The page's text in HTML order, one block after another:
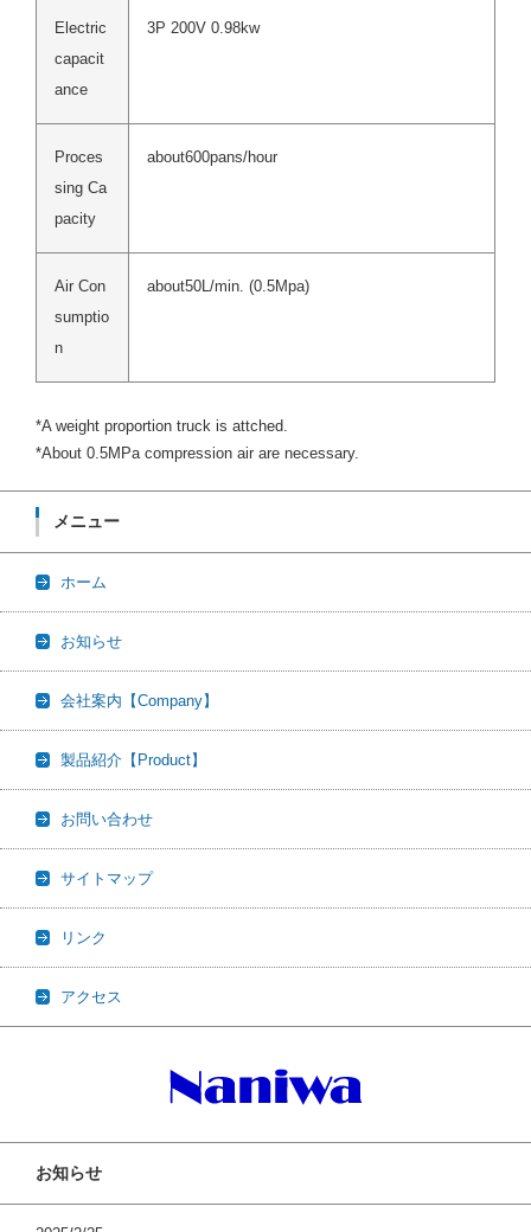
Electric
capacit
ance
3P 200V 0.98kw
Proces
sing Ca
pacity
about600pans/hour
Air Con
sumptio
n
about50L/min. (0.5Mpa)
*A weight proportion truck is attched.
*About 0.5MPa compression air are necessary.
メニュー
ホーム
お知らせ
会社案内【Company】
製品紹介【Product】
お問い合わせ
サイトマップ
リンク
アクセス
お知らせ